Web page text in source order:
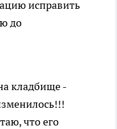
исправить
до
кладбище -
что его